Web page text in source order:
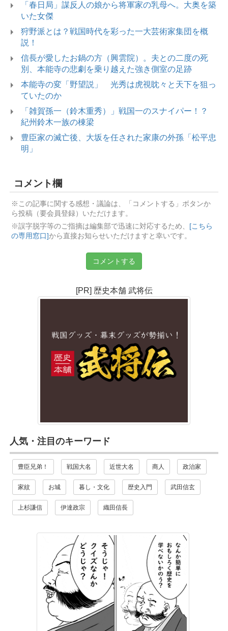
「春日局」謀反人の娘から将軍家の乳母へ。大奥を築
いた女傑
狩野派とは？戦国時代を彩った一大芸術家集団を概
説！
信長が愛したお鍋の方（興雲院）。夫との二度の死
別、本能寺の悲劇を乗り越えた強き側室の足跡
本能寺の変「野望説」 光秀は虎視眈々と天下を狙っ
ていたのか
「雑賀孫一（鈴木重秀）」戦国一のスナイパー！？
紀州鈴木一族の棟梁
豊臣家の滅亡後、大坂を任された家康の外孫「松平忠
明」
コメント欄
※この記事に関する感想・議論は、「コメントする」ボタンか
ら投稿（要会員登録）いただけます。
※誤字脱字等のご指摘は編集部で迅速に対応するため、
[こちら
の専用窓口]から直接お知らせいただけますと幸いです。
コメントする
[PR] 歴史本舗 武将伝
人気・注目のキーワード
豊臣兄弟！ 戦国大名 近世大名 商人 政治家
家紋 お城 暮し・文化 歴史入門 武田信玄
上杉謙信 伊達政宗 織田信長